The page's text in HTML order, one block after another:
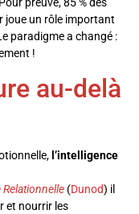
joue un rôle important
paradigme a changé :
!
au-delà
l’intelligence
Relationnelle (Dunod) il
et nourrir les